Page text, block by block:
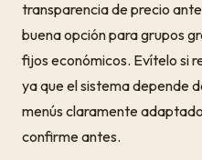
transparencia de precio
buena opción para grupos
fijos económicos. Evítelo si
ya que el sistema depende
menús claramente
confirme antes.